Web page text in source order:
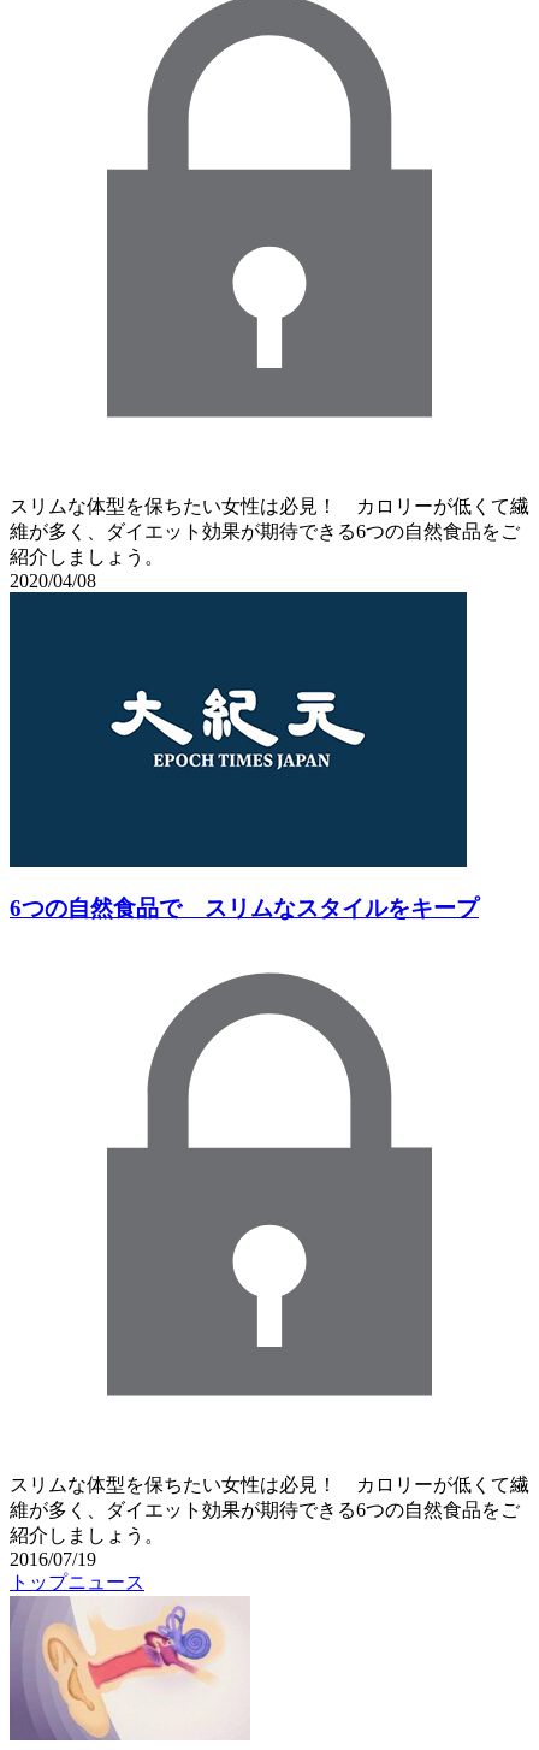
スリムな体型を保ちたい女性は必見！ カロリーが低くて繊
維が多く、ダイエット効果が期待できる6つの自然食品をご
紹介しましょう。
2020/04/08
6つの自然食品で スリムなスタイルをキープ
スリムな体型を保ちたい女性は必見！ カロリーが低くて繊
維が多く、ダイエット効果が期待できる6つの自然食品をご
紹介しましょう。
2016/07/19
トップニュース